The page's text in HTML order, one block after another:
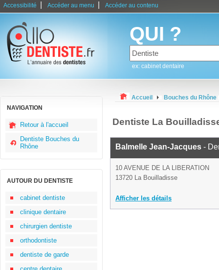
Accessibilité Accéder au menu Accéder au contenu
QUI ?
ex: cabinet dentaire
NAVIGATION
Retour à l'accueil
Dentiste Bouches du
Rhône
AUTOUR DU DENTISTE
cabinet dentiste
clinique dentaire
chirurgien dentiste
orthodontiste
dentiste de garde
Accueil Bouches du Rhône
Dentiste La
Balmelle Jean-Jacques -
10 AVENUE DE LA LIBERATION
13720 La Bouilladisse
Afficher les détails